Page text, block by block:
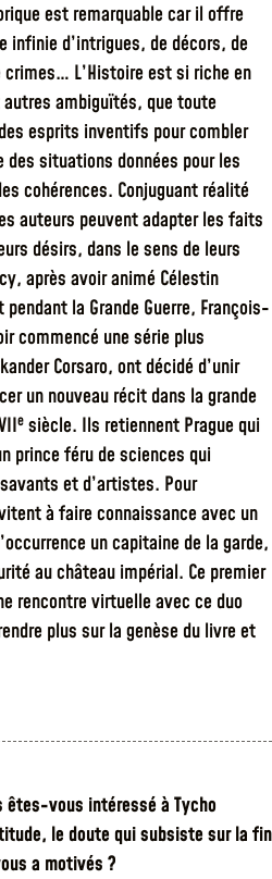
est remarquable car il offre
infinie d’intrigues, de décors, de
crimes… L’Histoire est si riche en
ambiguïtés, que toute
esprits inventifs pour combler
des situations données pour les
cohérences. Conjuguant réalité
auteurs peuvent adapter les faits
désirs, dans le sens de leurs
après avoir animé Célestin
la Grande Guerre, François-
commencé une série plus
Corsaro, ont décidé d’unir
un nouveau récit dans la grande
e siècle. Ils retiennent Prague qui
prince féru de sciences qui
et d’artistes. Pour
à faire connaissance avec un
un capitaine de la garde,
au château impérial. Ce premier
rencontre virtuelle avec ce duo
plus sur la genèse du livre et
êtes-vous intéressé à Tycho
le doute qui subsiste sur la fin
a motivés ?